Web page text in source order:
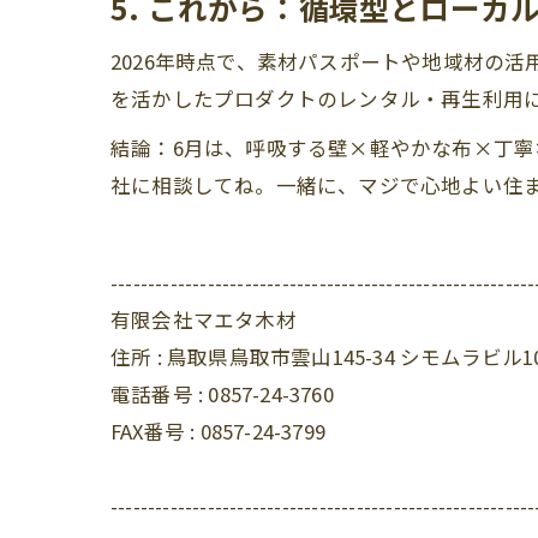
2026年時点で、素材パスポートや地域材の
を活かしたプロダクトのレンタル・再生利用
結論：6月は、呼吸する壁×軽やかな布×丁寧
社に相談してね。一緒に、マジで心地よい住
有限会社マエタ木材
住所 : 鳥取県鳥取市雲山145-34 シモムラビル
電話番号 : 0857-24-3760
FAX番号 : 0857-24-3799